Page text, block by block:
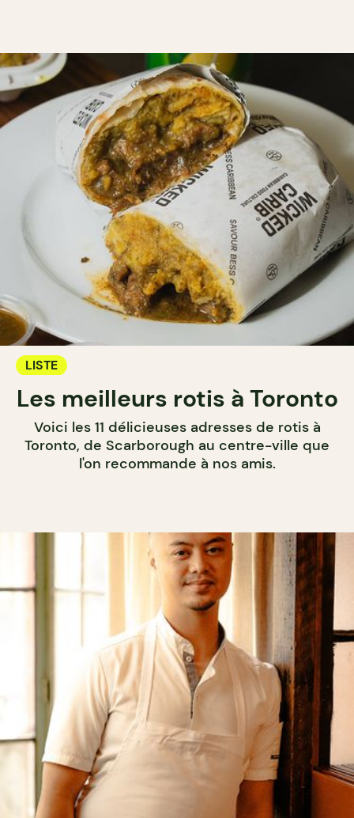
LISTE
Les meilleurs rotis à Toronto
Voici les 11 délicieuses adresses de rotis à
Toronto, de Scarborough au centre-ville que
l'on recommande à nos amis.